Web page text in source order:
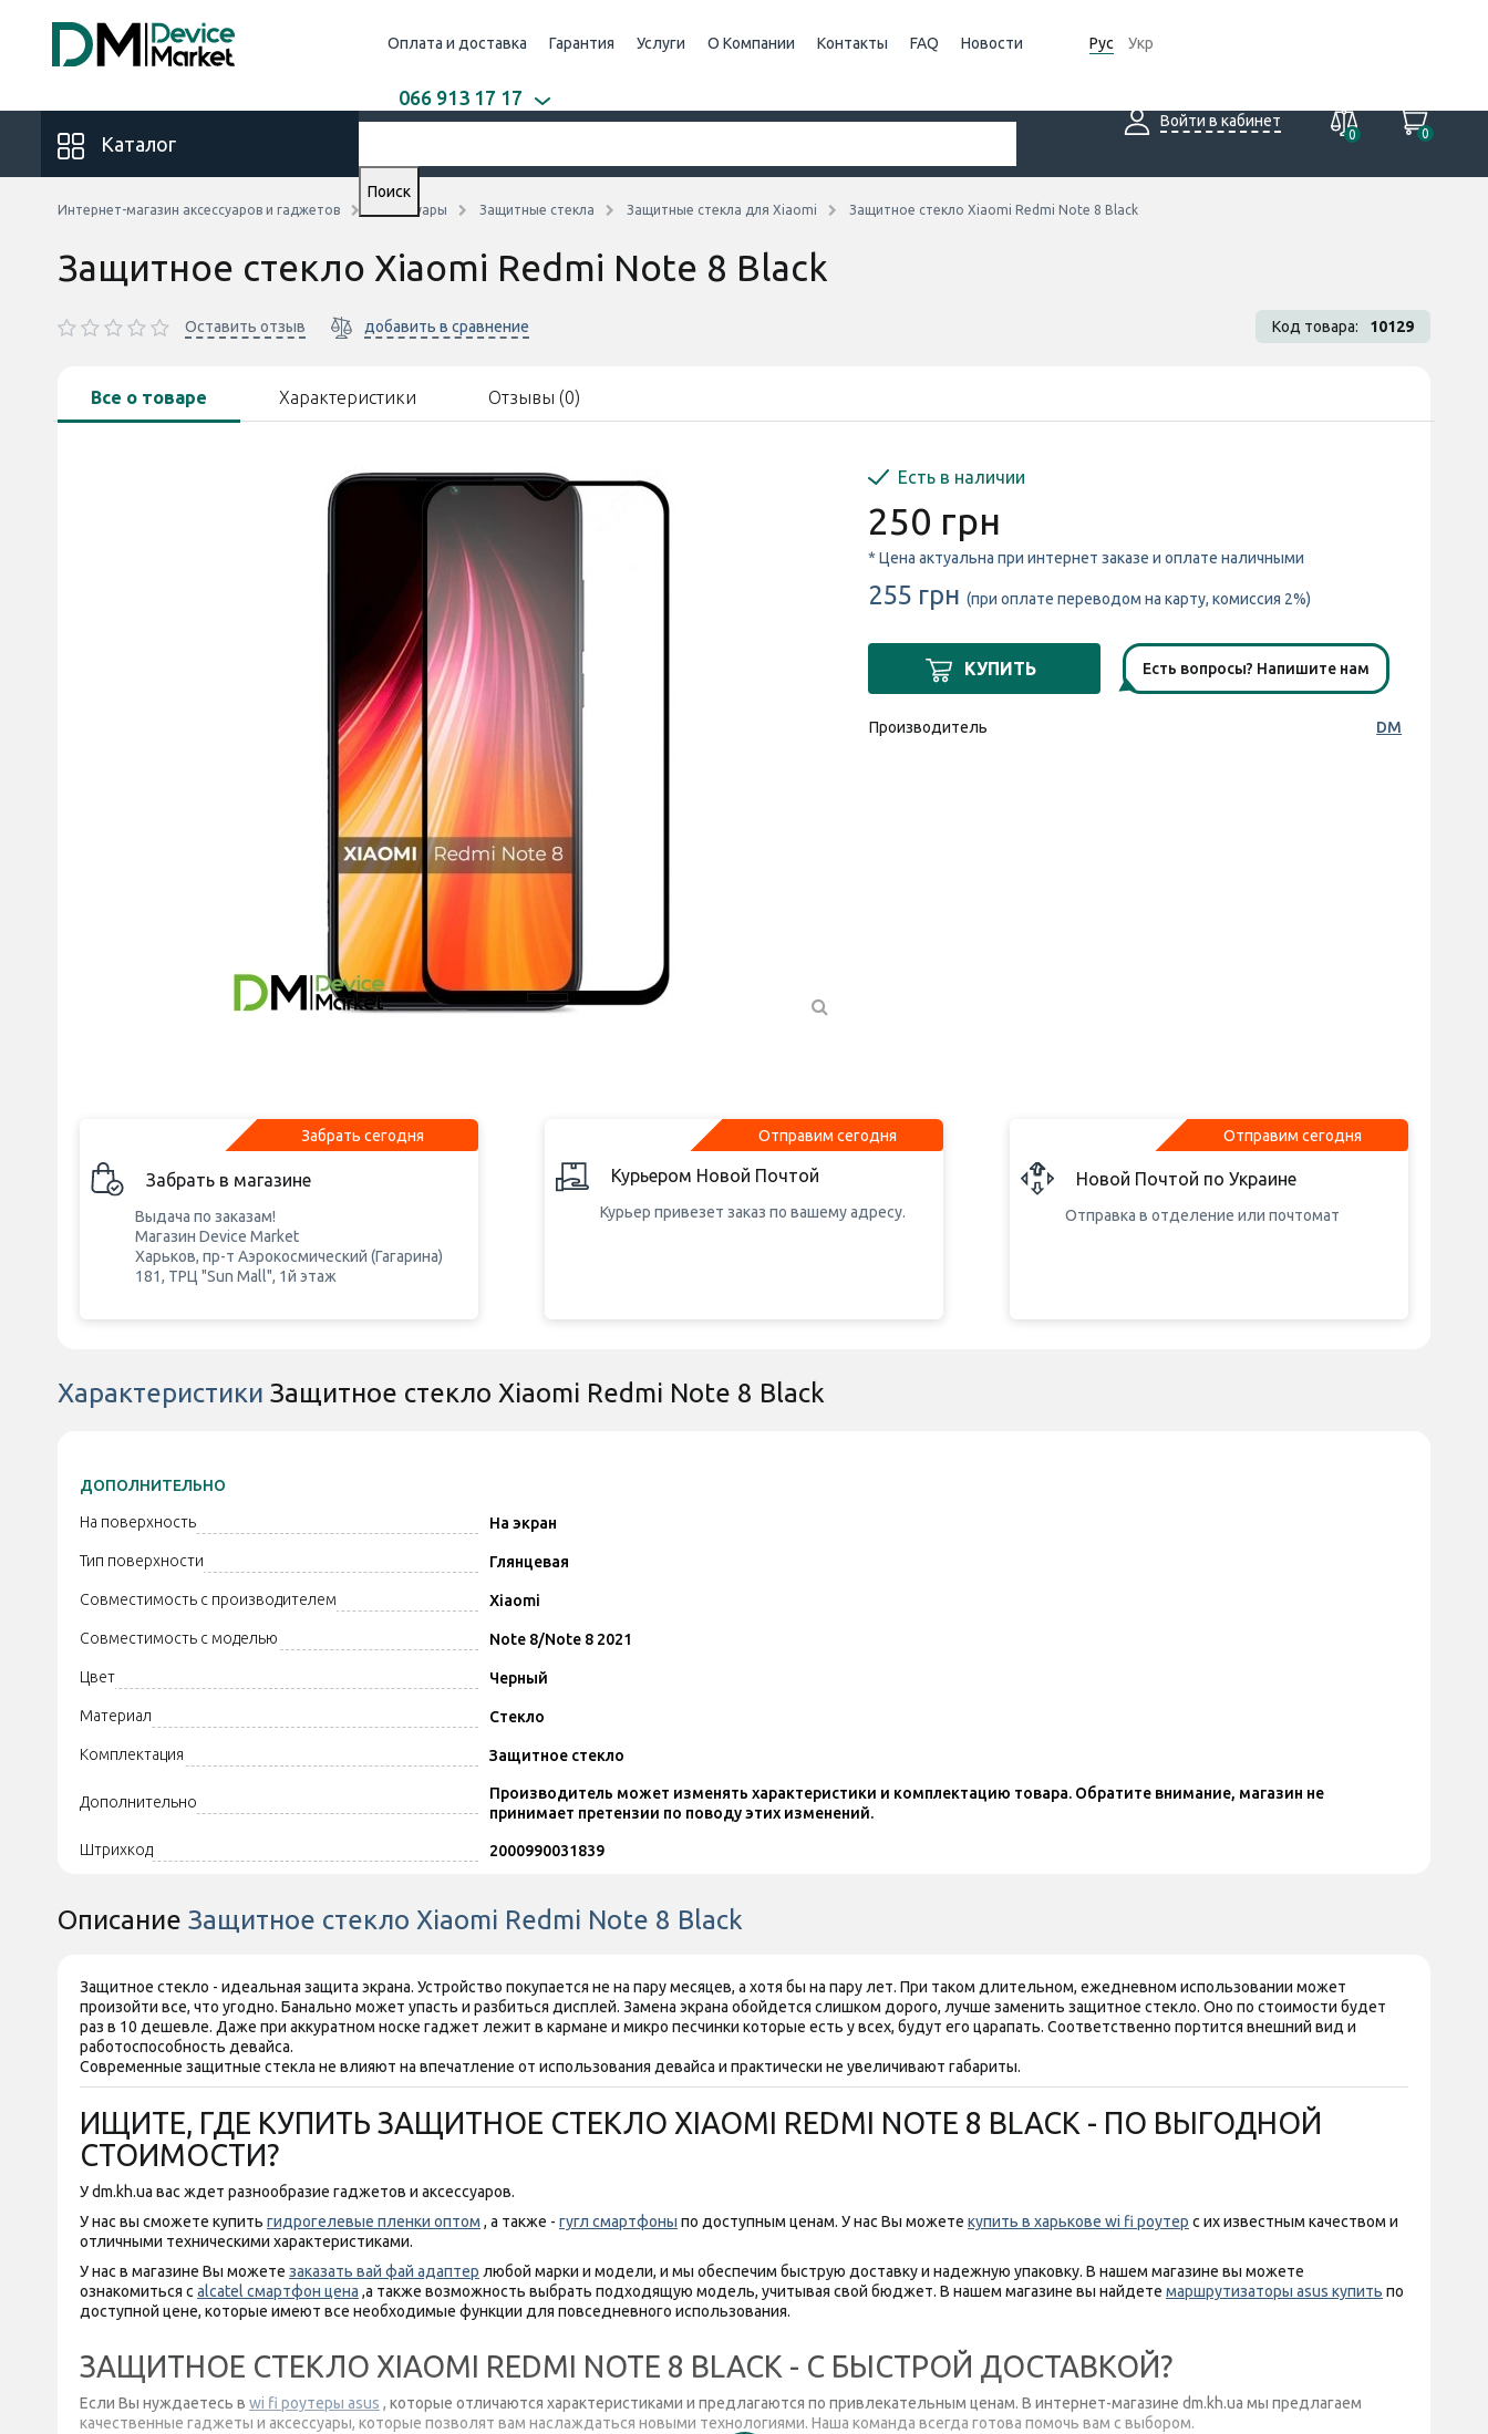
Рус Укр
Оплата и доставка Гарантия Услуги О Компании Контакты FAQ Новости
066 913 17 17
Войти в кабинет
0
0
Каталог
Поиск
Интернет-магазин аксессуаров и гаджетов Аксессуары Защитные стекла Защитные стекла для Xiaomi Защитное стекло Xiaomi Redmi Note 8 Black
Защитное стекло Xiaomi Redmi Note 8 Black
Оставить отзыв добавить в сравнение Код товара: 10129
Все о товаре Характеристики Отзывы (0)
Есть в наличии
250 грн
* Цена актуальна при интернет заказе и оплате наличными
255 грн (при оплате переводом на карту, комиссия 2%)
КУПИТЬ Есть вопросы? Напишите нам
Производитель DM
Забрать сегодня
Забрать в магазине
Выдача по заказам!
Магазин Device Market
Харьков, пр-т Аэрокосмический (Гагарина)
181, ТРЦ "Sun Mall", 1й этаж
Отправим сегодня
Курьером Новой Почтой
Курьер привезет заказ по вашему адресу.
Отправим сегодня
Новой Почтой по Украине
Отправка в отделение или почтомат
Характеристики Защитное стекло Xiaomi Redmi Note 8 Black
ДОПОЛНИТЕЛЬНО
На поверхность На экран
Тип поверхности Глянцевая
Совместимость с производителем Xiaomi
Совместимость с моделью Note 8/Note 8 2021
Цвет Черный
Материал Стекло
Комплектация Защитное стекло
Дополнительно
Производитель может изменять характеристики и комплектацию товара. Обратите внимание, магазин не
принимает претензии по поводу этих изменений.
Штрихкод 2000990031839
Описание Защитное стекло Xiaomi Redmi Note 8 Black
Защитное стекло - идеальная защита экрана. Устройство покупается не на пару месяцев, а хотя бы на пару лет. При таком длительном, ежедневном использовании может
произойти все, что угодно. Банально может упасть и разбиться дисплей. Замена экрана обойдется слишком дорого, лучше заменить защитное стекло. Оно по стоимости будет
раз в 10 дешевле. Даже при аккуратном носке гаджет лежит в кармане и микро песчинки которые есть у всех, будут его царапать. Соответственно портится внешний вид и
работоспособность девайса.
Современные защитные стекла не влияют на впечатление от использования девайса и практически не увеличивают габариты.
ИЩИТЕ, ГДЕ КУПИТЬ ЗАЩИТНОЕ СТЕКЛО XIAOMI REDMI NOTE 8 BLACK - ПО ВЫГОДНОЙ
СТОИМОСТИ?
У dm.kh.ua вас ждет разнообразие гаджетов и аксессуаров.
У нас вы сможете купить гидрогелевые пленки оптом , а также - гугл смартфоны по доступным ценам. У нас Вы можете купить в харькове wi fi роутер с их известным качеством и
отличными техническими характеристиками.
У нас в магазине Вы можете заказать вай фай адаптер любой марки и модели, и мы обеспечим быструю доставку и надежную упаковку. В нашем магазине вы можете
ознакомиться сalcatel смартфон цена ,а также возможность выбрать подходящую модель, учитывая свой бюджет. В нашем магазине вы найдете маршрутизаторы asus купить по
доступной цене, которые имеют все необходимые функции для повседневного использования.
ЗАЩИТНОЕ СТЕКЛО XIAOMI REDMI NOTE 8 BLACK - С БЫСТРОЙ ДОСТАВКОЙ?
Если Вы нуждаетесь в wi fi роутеры asus , которые отличаются характеристиками и предлагаются по привлекательным ценам. В интернет-магазине dm.kh.ua мы предлагаем
качественные гаджеты и аксессуары, которые позволят вам наслаждаться новыми технологиями. Наша команда всегда готова помочь вам с выбором.